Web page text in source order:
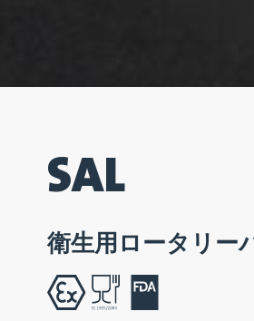
SAL
衛生用ロータリー